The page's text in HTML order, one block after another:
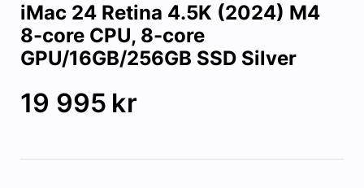
iMac 24 Retina 4.5K (2024) M4
8-core CPU, 8-core
GPU/16GB/256GB SSD Silver
19 995 kr